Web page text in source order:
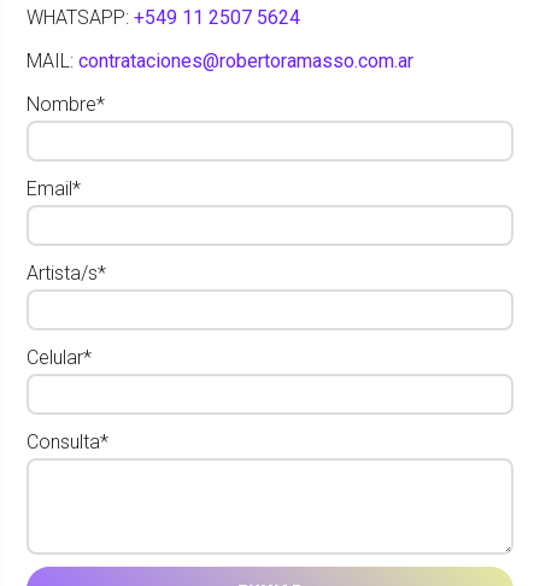
WHATSAPP:+549 11 2507 5624
MAIL:contrataciones@robertoramasso.com.ar
Nombre*
Email*
Artista/s*
Celular*
Consulta*